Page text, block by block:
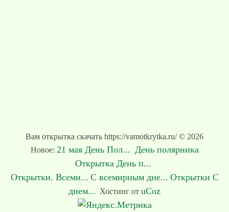
Вам открытка скачать https://vamotkrytka.ru/ © 2026
Новое: 21 мая День Пол... День полярника
Открытка День п...
Открытки. Всеми... С всемирным дне... Открытки С
днем... Хостинг от uCoz